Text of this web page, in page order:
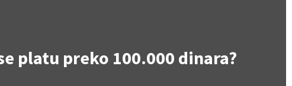
platu preko 100.000 dinara?